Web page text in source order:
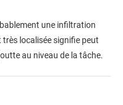
une infiltration
très localisée signifie peut
au niveau de la tâche.